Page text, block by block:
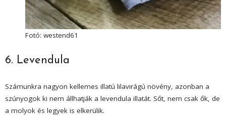
Fotó: westend61
6. Levendula
Számunkra nagyon kellemes illatú lilavirágú növény, azonban a
szúnyogok ki nem állhatják a levendula illatát. Sőt, nem csak ők, de
a molyok és legyek is elkerülik.